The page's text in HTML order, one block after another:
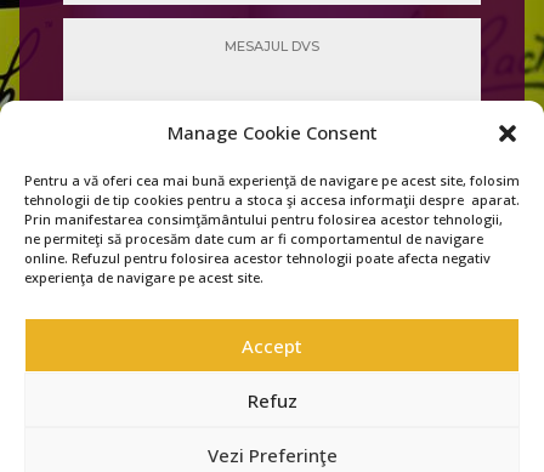
Manage Cookie Consent
Pentru a vă oferi cea mai bună experienţă de navigare pe acest site, folosim
tehnologii de tip cookies pentru a stoca şi accesa informaţii despre aparat.
Prin manifestarea consimţământului pentru folosirea acestor tehnologii,
ne permiteţi să procesăm date cum ar fi comportamentul de navigare
online. Refuzul pentru folosirea acestor tehnologii poate afecta negativ
experienţa de navigare pe acest site.
Accept
Refuz
Vezi Preferinţe
3 + 8= TRIMITE